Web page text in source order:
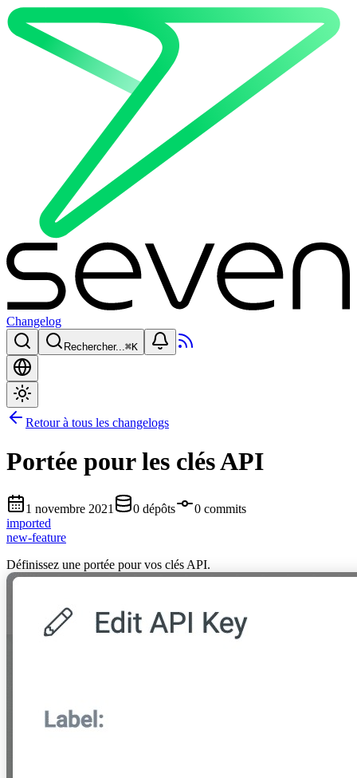
Changelog
Rechercher... ⌘K
Retour à tous les changelogs
Portée pour les clés API
1 novembre 2021 0 dépôts
0 commits
imported
new-feature
Définissez une portée pour vos clés API.